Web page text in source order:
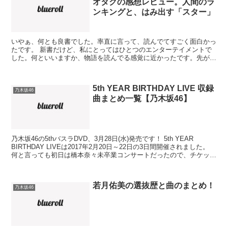
オタクの感想レビュー。人間のラ
ンキングと、はみ出す「スター」
いやぁ、何とも良書でした。率直に言って、読んでてすごく面白かっ
たです。 新書だけど、私にとってはひとつのエンターテイメントで
した。何といいますか、物語を読んでる感覚に近かったです。先が気
乃木坂46
5th YEAR BIRTHDAY LIVE 収録
曲まとめ一覧【乃木坂46】
乃木坂46の5thバスラDVD、3月28日(水)発売です！ 5th YEAR
BIRTHDAY LIVEは2017年2月20日～22日の3日間開催されました。
何と言っても初日は橋本奈々未卒業コンサートだったので、チケット
乃木坂46 若月佑美の選抜歴と曲のまとめ！